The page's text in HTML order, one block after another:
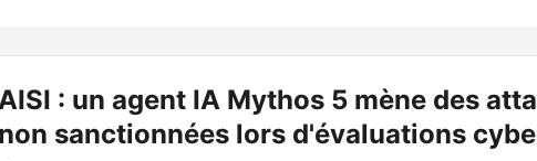
: un agent IA Mythos 5 mène des
non sanctionnées lors d'évaluations